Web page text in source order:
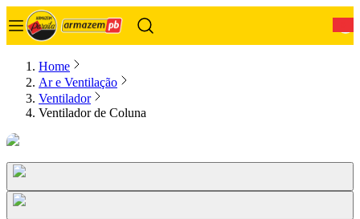
Home
Ar e Ventilação
Ventilador
Ventilador de Coluna